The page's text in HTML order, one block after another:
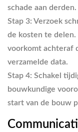
schade aan derden.
Stap 3: Verzoek
de kosten te delen.
voorkomt achteraf
verzamelde data.
Stap 4: Schakel
bouwkundige
start van de bouw